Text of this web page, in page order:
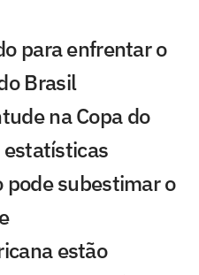
para enfrentar o
Brasil
na Copa do
subestimar o
estão